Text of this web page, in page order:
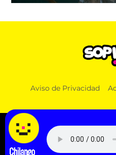
Aviso de Privacidad
© 2026 SOPITAS.COM - MÚSICA,
MÁS!.